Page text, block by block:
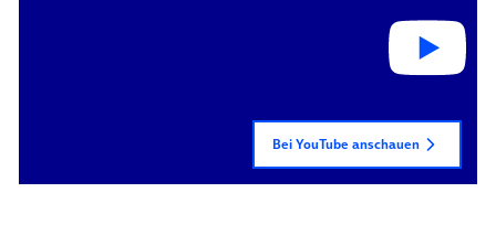
Bei YouTube anschauen